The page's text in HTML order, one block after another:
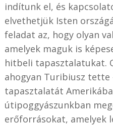
indítunk el, és
elvethetjük Isten
feladat az, hogy olyan
amelyek maguk is
hitbeli tapasztalatukat.
ahogyan Turibiusz tette
tapasztalatát
útipoggyászunkban
erőforrásokat, amelyek